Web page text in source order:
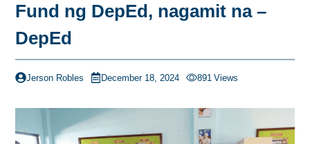
Fund ng DepEd, nagamit na –
DepEd
Jerson Robles December 18, 2024 891 Views